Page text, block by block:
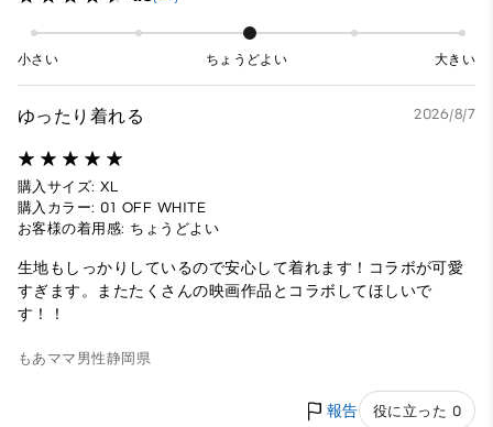
小さい ちょうどよい 大きい
ゆったり着れる 2026/8/7
購入サイズ: XL
購入カラー: 01 OFF WHITE
お客様の着用感: ちょうどよい
生地もしっかりしているので安心して着れます！コラボが可愛
すぎます。またたくさんの映画作品とコラボしてほしいで
す！！
もあママ 男性静岡県
報告 役に立った 0